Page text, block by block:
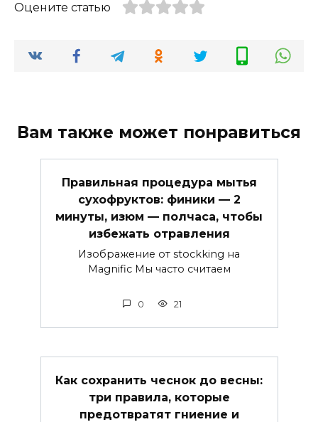
Оцените статью
Вам также может понравиться
Правильная процедура мытья
сухофруктов: финики — 2
минуты, изюм — полчаса, чтобы
избежать отравления
Изображение от stockking на
Magnific Мы часто считаем
0 21
Как сохранить чеснок до весны:
три правила, которые
предотвратят гниение и